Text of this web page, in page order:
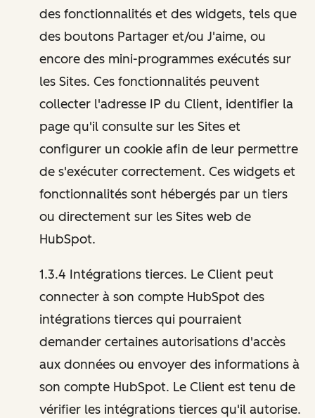
des fonctionnalités et des widgets, tels que
des boutons Partager et/ou J'aime, ou
encore des mini-programmes exécutés sur
les Sites. Ces fonctionnalités peuvent
collecter l'adresse IP du Client, identifier la
page qu'il consulte sur les Sites et
configurer un cookie afin de leur permettre
de s'exécuter correctement. Ces widgets et
fonctionnalités sont hébergés par un tiers
ou directement sur les Sites web de
HubSpot.
1.3.4 Intégrations tierces. Le Client peut
connecter à son compte HubSpot des
intégrations tierces qui pourraient
demander certaines autorisations d'accès
aux données ou envoyer des informations à
son compte HubSpot. Le Client est tenu de
vérifier les intégrations tierces qu'il autorise.